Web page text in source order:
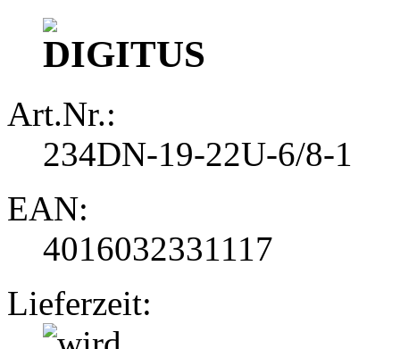
Art.Nr.:
234DN-19-22U-6/8-1
EAN:
4016032331117
Lieferzeit: